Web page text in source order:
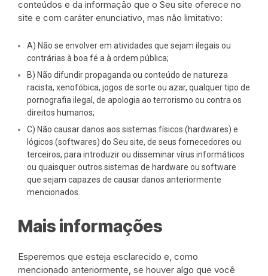
conteúdos e da informação que o Seu site oferece no
site e com caráter enunciativo, mas não limitativo:
A) Não se envolver em atividades que sejam ilegais ou
contrárias à boa fé a à ordem pública;
B) Não difundir propaganda ou conteúdo de natureza
racista, xenofóbica, jogos de sorte ou azar, qualquer tipo de
pornografia ilegal, de apologia ao terrorismo ou contra os
direitos humanos;
C) Não causar danos aos sistemas físicos (hardwares) e
lógicos (softwares) do Seu site, de seus fornecedores ou
terceiros, para introduzir ou disseminar vírus informáticos
ou quaisquer outros sistemas de hardware ou software
que sejam capazes de causar danos anteriormente
mencionados.
Mais informações
Esperemos que esteja esclarecido e, como
mencionado anteriormente, se houver algo que você